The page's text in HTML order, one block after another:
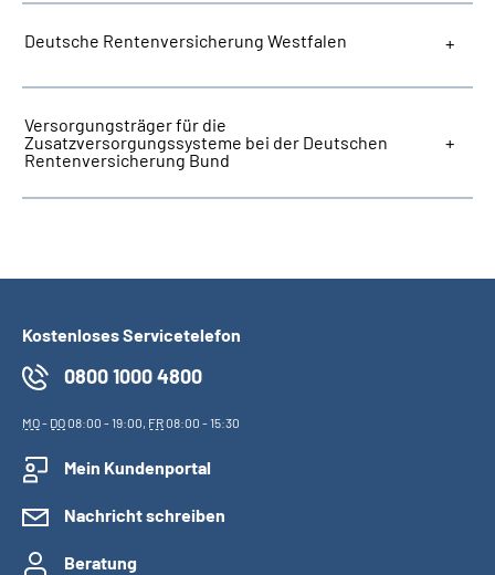
Deutsche Rentenversicherung Westfalen
Versorgungsträger für die
Zusatzversorgungssysteme bei der Deutschen
Rentenversicherung Bund
Kostenloses Servicetelefon
0800 1000 4800
MO- DO08:00 - 19:00, FR08:00 - 15:30
Mein Kundenportal
Nachricht schreiben
Beratung